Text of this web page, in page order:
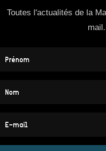
Toutes l'actualités de la
mail.